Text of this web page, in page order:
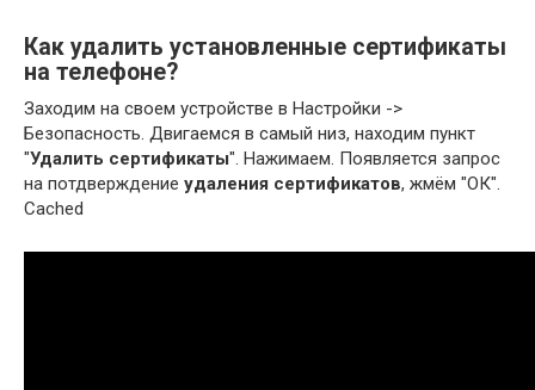
Как удалить установленные сертификаты
на телефоне?
Заходим на своем устройстве в Настройки ->
Безопасность. Двигаемся в самый низ, находим пункт
"Удалить сертификаты". Нажимаем. Появляется запрос
на потдверждение удаления сертификатов, жмём "ОК".
Cached